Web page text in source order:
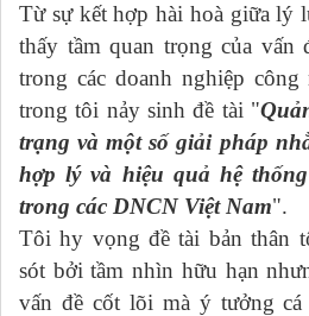
Từ sự kết hợp hài hoà giữa lý
thấy tầm quan trọng của vấn
trong các doanh nghiệp
trong tôi nảy sinh đề tài "
trạng và một số giải pháp
hợp lý và hiệu quả hệ
trong các DNCN Việt Nam".
Tôi hy vọng đề tài bản thân
sót bởi tầm nhìn hữu hạn
vấn đề cốt lõi mà ý tưởng